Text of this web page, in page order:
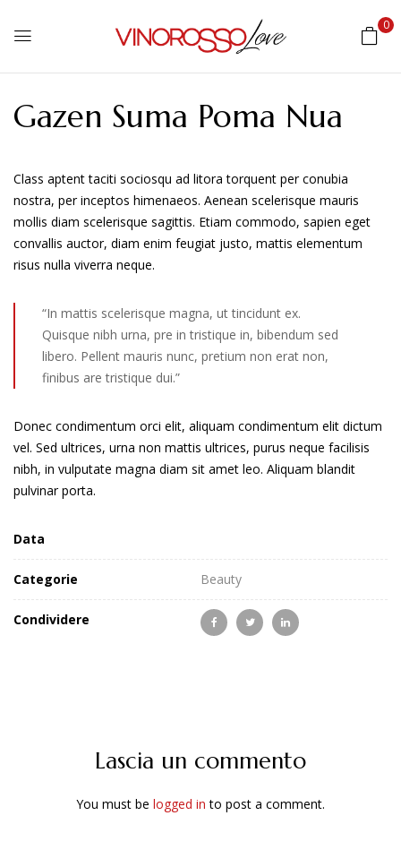
0
Gazen Suma Poma Nua
Class aptent taciti sociosqu ad litora torquent per conubia
nostra, per inceptos himenaeos. Aenean scelerisque mauris
mollis diam scelerisque sagittis. Etiam commodo, sapien eget
convallis auctor, diam enim feugiat justo, mattis elementum
risus nulla viverra neque.
“In mattis scelerisque magna, ut tincidunt ex.
Quisque nibh urna, pre in tristique in, bibendum sed
libero. Pellent mauris nunc, pretium non erat non,
finibus are tristique dui.”
Donec condimentum orci elit, aliquam condimentum elit dictum
vel. Sed ultrices, urna non mattis ultrices, purus neque facilisis
nibh, in vulputate magna diam sit amet leo. Aliquam blandit
pulvinar porta.
Data
Categorie Beauty
Condividere
Lascia un commento
You must be logged in to post a comment.